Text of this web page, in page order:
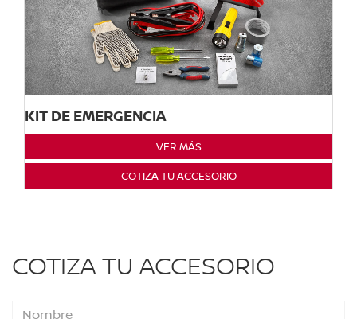
KIT DE EMERGENCIA
VER MÁS
COTIZA TU ACCESORIO
COTIZA TU ACCESORIO